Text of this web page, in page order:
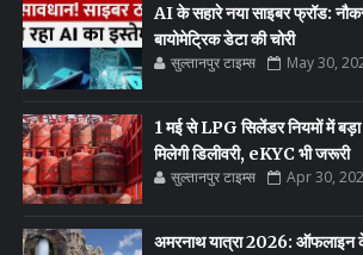
AI के सहारे नया साइबर फ्रॉड:
बायोमेट्रिक डेटा की चोरी
सुल्तानपुर टाइम्स May 30,
1 मई से LPG सिलेंडर नियमों में
मिलेगी डिलीवरी, eKYC भी जरूरी
सुल्तानपुर टाइम्स Apr 30,
अमरनाथ यात्रा 2026: ऑफलाइन